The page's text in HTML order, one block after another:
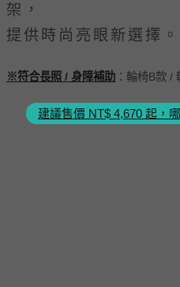
架，
提供時尚亮眼新選擇。
※符合長照 / 身障補助 ：輪椅B款 /
建議售價 NT$ 4,670 起，